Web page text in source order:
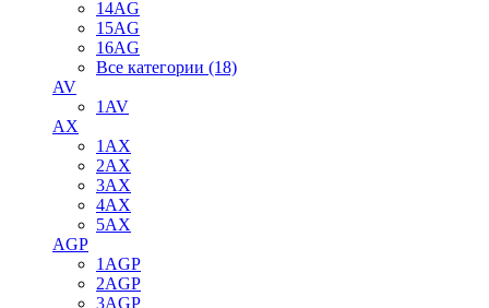
14AG
15AG
16AG
Все категории (18)
AV
1AV
AX
1AX
2AX
3AX
4AX
5AX
AGP
1AGP
2AGP
3AGP